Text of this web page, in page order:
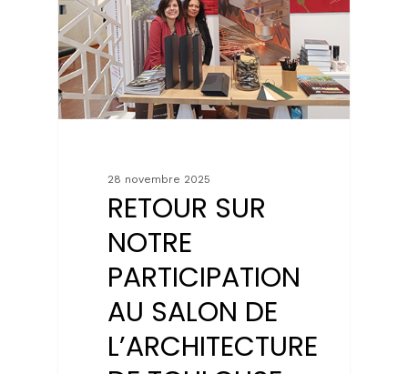
28 novembre 2025
RETOUR SUR
NOTRE
PARTICIPATION
AU SALON DE
L’ARCHITECTURE